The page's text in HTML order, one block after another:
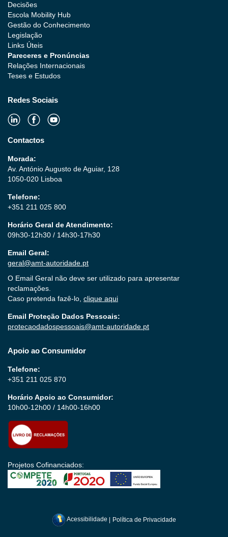
Decisões
Escola Mobility Hub
Gestão do Conhecimento
Legislação
Links Úteis
Pareceres e Pronúncias
Relações Internacionais
Teses e Estudos
Redes Sociais
Contactos
Morada:
Av. António Augusto de Aguiar, 128
1050-020 Lisboa
Telefone:
+351 211 025 800
Horário Geral de Atendimento:
09h30-12h30 / 14h30-17h30
Email Geral:
geral@amt-autoridade.pt
O Email Geral não deve ser utilizado para apresentar
reclamações.
Caso pretenda fazê-lo, clique aqui
Email Proteção Dados Pessoais:
protecaodadospessoais@amt-autoridade.pt
Apoio ao Consumidor
Telefone:
+351 211 025 870
Horário Apoio ao Consumidor:
10h00-12h00 / 14h00-16h00
Projetos Cofinanciados:
Acessibilidade | Política de Privacidade